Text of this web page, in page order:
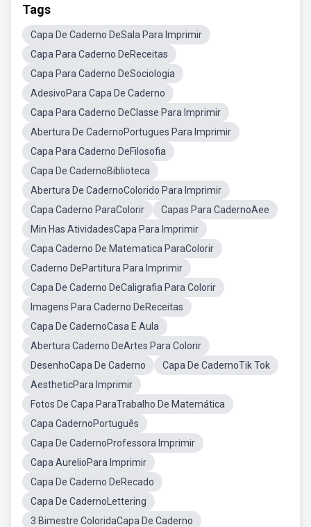
Tags
Capa De Caderno DeSala Para Imprimir
Capa Para Caderno DeReceitas
Capa Para Caderno DeSociologia
AdesivoPara Capa De Caderno
Capa Para Caderno DeClasse Para Imprimir
Abertura De CadernoPortugues Para Imprimir
Capa Para Caderno DeFilosofia
Capa De CadernoBiblioteca
Abertura De CadernoColorido Para Imprimir
Capa Caderno ParaColorir
Capas Para CadernoAee
Min Has AtividadesCapa Para Imprimir
Capa Caderno De Matematica ParaColorir
Caderno DePartitura Para Imprimir
Capa De Caderno DeCaligrafia Para Colorir
Imagens Para Caderno DeReceitas
Capa De CadernoCasa E Aula
Abertura Caderno DeArtes Para Colorir
DesenhoCapa De Caderno
Capa De CadernoTik Tok
AestheticPara Imprimir
Fotos De Capa ParaTrabalho De Matemática
Capa CadernoPortuguês
Capa De CadernoProfessora Imprimir
Capa AurelioPara Imprimir
Capa De Caderno DeRecado
Capa De CadernoLettering
3 Bimestre ColoridaCapa De Caderno